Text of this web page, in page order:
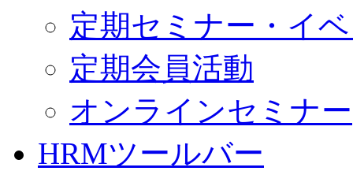
定期セミナー・イ
定期会員活動
オンラインセミナー
HRMツールバー